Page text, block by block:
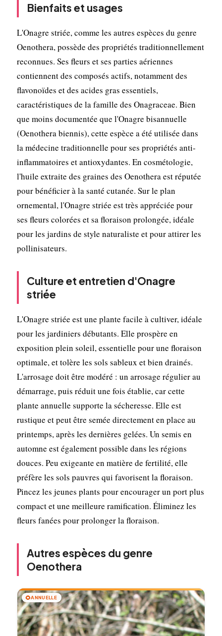
Bienfaits et usages
L'Onagre striée, comme les autres espèces du genre
Oenothera, possède des propriétés traditionnellement
reconnues. Ses fleurs et ses parties aériennes
contiennent des composés actifs, notamment des
flavonoïdes et des acides gras essentiels,
caractéristiques de la famille des Onagraceae. Bien
que moins documentée que l'Onagre bisannuelle
(Oenothera biennis), cette espèce a été utilisée dans
la médecine traditionnelle pour ses propriétés anti-
inflammatoires et antioxydantes. En cosmétologie,
l'huile extraite des graines des Oenothera est réputée
pour bénéficier à la santé cutanée. Sur le plan
ornemental, l'Onagre striée est très appréciée pour
ses fleurs colorées et sa floraison prolongée, idéale
pour les jardins de style naturaliste et pour attirer les
pollinisateurs.
Culture et entretien d'Onagre
striée
L'Onagre striée est une plante facile à cultiver, idéale
pour les jardiniers débutants. Elle prospère en
exposition plein soleil, essentielle pour une floraison
optimale, et tolère les sols sableux et bien drainés.
L'arrosage doit être modéré : un arrosage régulier au
démarrage, puis réduit une fois établie, car cette
plante annuelle supporte la sécheresse. Elle est
rustique et peut être semée directement en place au
printemps, après les dernières gelées. Un semis en
automne est également possible dans les régions
douces. Peu exigeante en matière de fertilité, elle
préfère les sols pauvres qui favorisent la floraison.
Pincez les jeunes plants pour encourager un port plus
compact et une meilleure ramification. Éliminez les
fleurs fanées pour prolonger la floraison.
Autres espèces du genre
Oenothera
🌻ANNUELLE